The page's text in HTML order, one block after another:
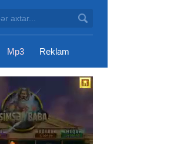
Mp3 Reklam